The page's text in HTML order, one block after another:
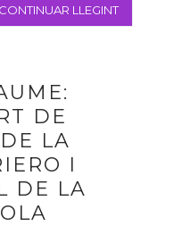
CONTINUAR LLEGINT
DE
LA
I
DE LA